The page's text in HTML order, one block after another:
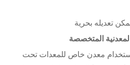
تعديله بحرية
المتخصصة
معدن خاص للمعدات تحت